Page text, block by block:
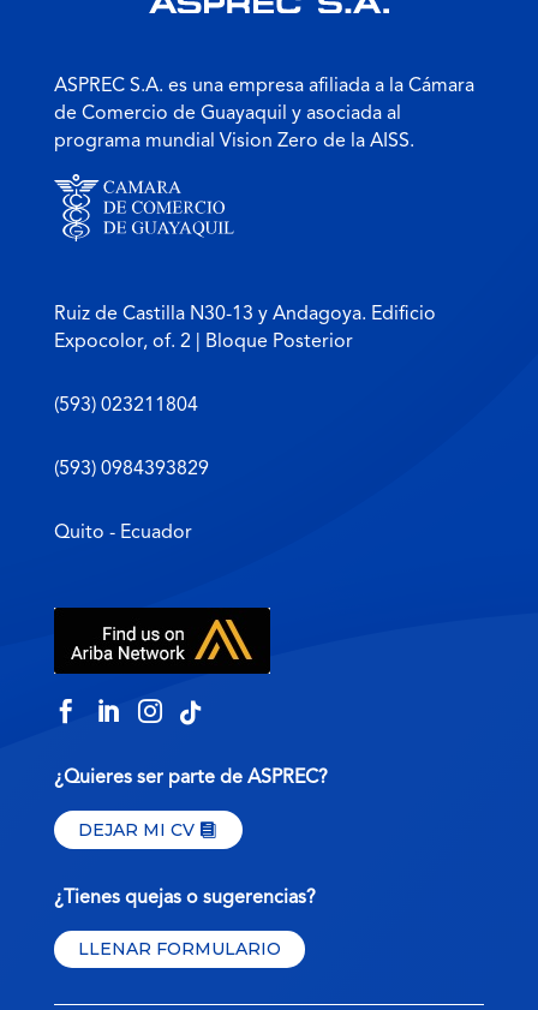
ASPREC S.A. es una empresa afiliada a la Cámara
de Comercio de Guayaquil y asociada al
programa mundial Vision Zero de la AISS.
Ruiz de Castilla N30-13 y Andagoya. Edificio
Expocolor, of. 2 | Bloque Posterior
(593) 023211804
(593) 0984393829
Quito - Ecuador
   
¿Quieres ser parte de ASPREC?
DEJAR MI CV
¿Tienes quejas o sugerencias?
LLENAR FORMULARIO